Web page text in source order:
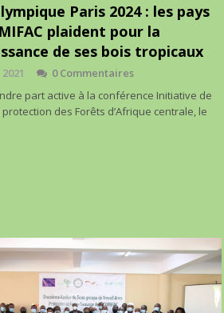
Paris 2024 : les pays
plaident pour la
de ses bois tropicaux
0 Commentaires
part active à la conférence Initiative de
des Forêts d’Afrique centrale, le